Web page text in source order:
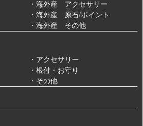
・海外産 アクセサリー
・海外産 原石/ポイント
・海外産 その他
・アクセサリー
・根付・お守り
・その他